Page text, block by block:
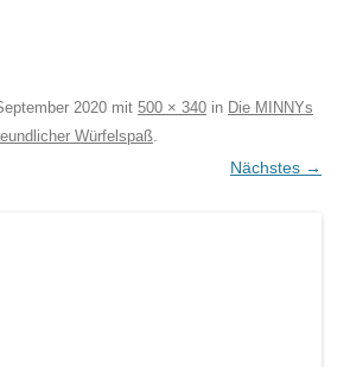
2020 mit 500 × 340 in Die MINNYs
Würfelspaß.
Nächstes →